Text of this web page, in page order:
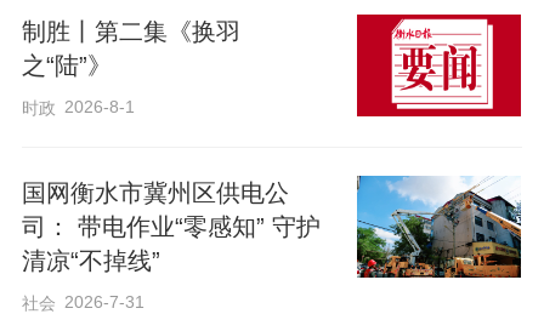
眼下，长江中下游小麦正在灌浆，正
值赤霉病高发期。今年，高效抗赤霉病小
麦新品种“扬麦53”首次大面积推广应用，既
制胜丨第二集《换羽
之“陆”》
时政 2026-8-1
国网衡水市冀州区供电公
司： 带电作业“零感知” 守护
清凉“不掉线”
社会 2026-7-31